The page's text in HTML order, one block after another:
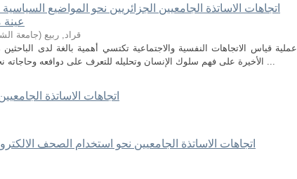
اتجاهات الاساتذة الجامعيين الجزائريين نحو المواضيع
قراد, ربيع (جامعة
عملية قياس الاتجاهات النفسية والاجتماعية تكتسي أهمية بالغة لدى
الأخيرة على فهم سلوك الإنسان وتحليله للتعرف على دوافعه وحاجاته نحو مختلف المواضيع في المجتمع خاصة في ظل ...
اتجاهات الاساتذة
اتجاهات الاساتذة الجامعيين نحو استخدام الصحف